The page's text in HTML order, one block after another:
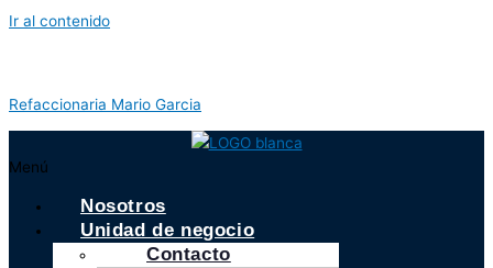
Ir al contenido
Refaccionaria Mario Garcia
Menú
Nosotros
Unidad de negocio
Contacto